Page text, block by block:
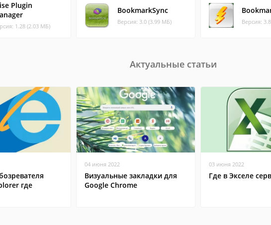
Plugin
1.28 (2.03 МБ)
BookmarkSync
Версия: 3.0 (3.99 МБ) Версия:
Актуальные статьи
где
04 июня 2022
Визуальные закладки для
Google Chrome
03 июня 2022
Где в Экселе